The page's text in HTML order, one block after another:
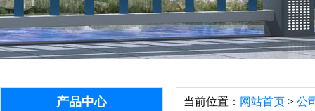
当前位置： 网站首页 > 公
产品中心